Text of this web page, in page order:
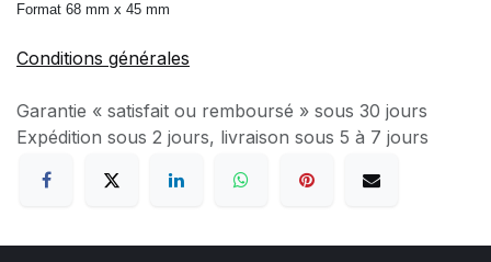
Format 68 mm x 45 mm
Conditions générales
Garantie « satisfait ou remboursé » sous 30 jours
Expédition sous 2 jours, livraison sous 5 à 7 jours